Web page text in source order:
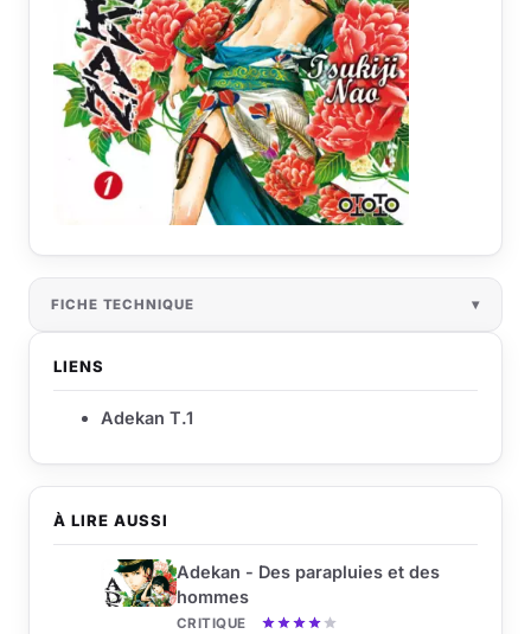
À LIRE AUSSI
Adekan - Des parapluies et des
hommes
CRITIQUE
FICHE TECHNIQUE
LIENS
Adekan T.1